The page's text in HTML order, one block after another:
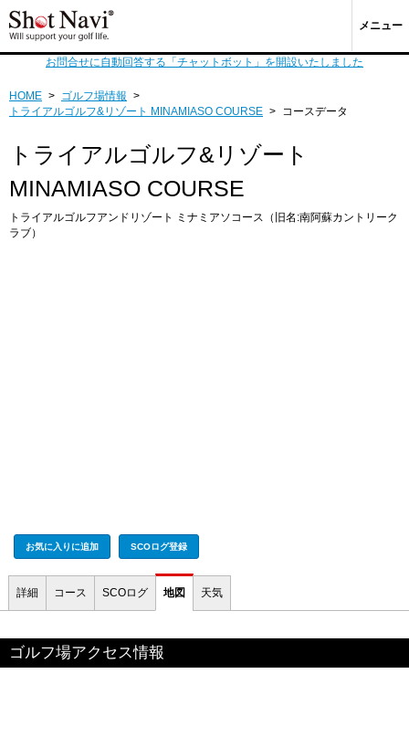
メニュー
お問合せに自動回答する「チャットボット」を開設いたしました
HOME > ゴルフ場情報
>
トライアルゴルフ&リゾート MINAMIASO COURSE > コースデータ
トライアルゴルフ&リゾート
MINAMIASO COURSE
トライアルゴルフアンドリゾート ミナミアソコース（旧名:南阿蘇カントリーク
ラブ）
お気に入りに追加 SCOログ登録
詳細 コース SCOログ 地図 天気
ゴルフ場アクセス情報